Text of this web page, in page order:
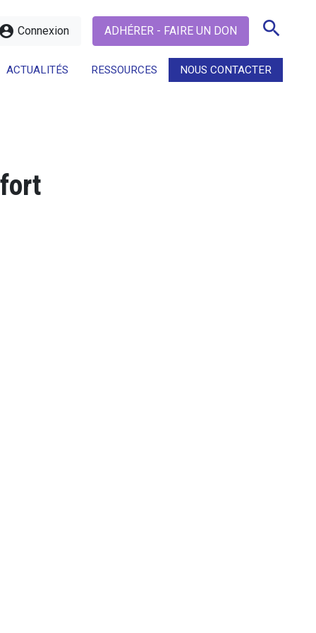
Connexion ADHÉRER - FAIRE UN DON search
ACTUALITÉS RESSOURCES NOUS CONTACTER